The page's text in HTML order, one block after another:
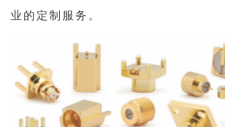
业的定制服务。